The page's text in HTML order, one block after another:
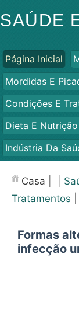
SAÚDE
Página Inicial
Mordidas E
Condições E
Dieta E Nutrição
Indústria Da
Saúde
Casa
Tratamentos
Formas
infecção